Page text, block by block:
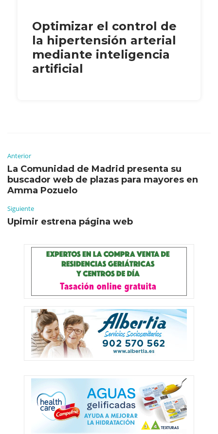
Optimizar el control de
la hipertensión arterial
mediante inteligencia
artificial
Anterior
La Comunidad de Madrid presenta su
buscador web de plazas para mayores en
Amma Pozuelo
Siguiente
Upimir estrena página web